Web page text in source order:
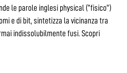
le parole inglesi physical (“fisico”)
e di bit, sintetizza la vicinanza tra
indissolubilmente fusi. Scopri